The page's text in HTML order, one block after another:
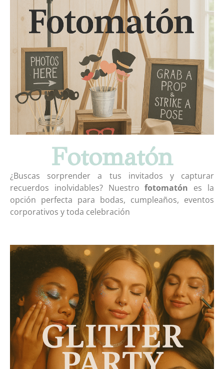
Fotomatón
¿Buscas sorprender a tus invitados y capturar
recuerdos inolvidables? Nuestrofotomatón es la
opción perfecta para bodas, cumpleaños, eventos
corporativos y toda celebración